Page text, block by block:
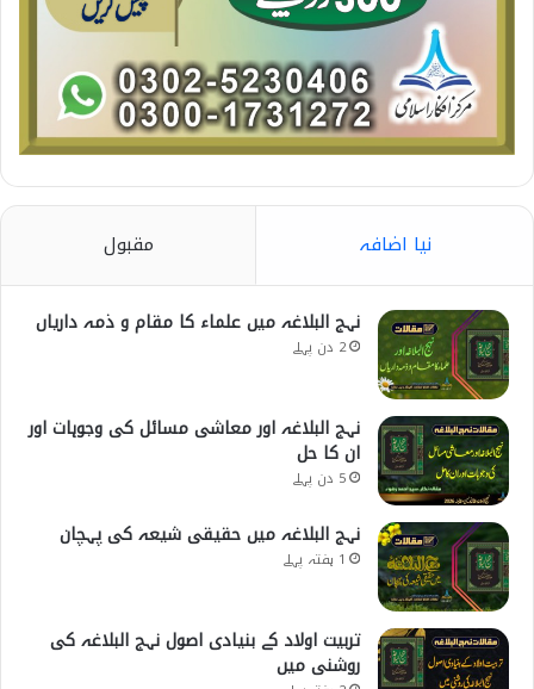
نیا اضافہ مقبول
نہج البلاغہ میں علماء کا مقام و ذمہ داریاں
2 دن پہلے
نہج البلاغہ اور معاشی مسائل کی وجوہات اور
ان کا حل
5 دن پہلے
نہج البلاغہ میں حقیقی شیعہ کی پہچان
1 ہفتہ پہلے
تربیت اولاد کے بنیادی اصول نہج البلاغہ کی
روشنی میں